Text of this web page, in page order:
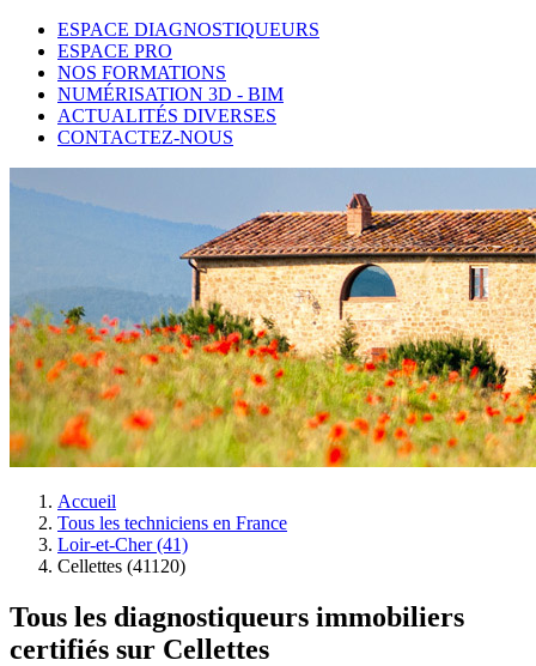
ESPACE DIAGNOSTIQUEURS
ESPACE PRO
NOS FORMATIONS
NUMÉRISATION 3D - BIM
ACTUALITÉS DIVERSES
CONTACTEZ-NOUS
Accueil
Tous les techniciens en France
Loir-et-Cher (41)
Cellettes (41120)
Tous les diagnostiqueurs immobiliers
certifiés sur Cellettes